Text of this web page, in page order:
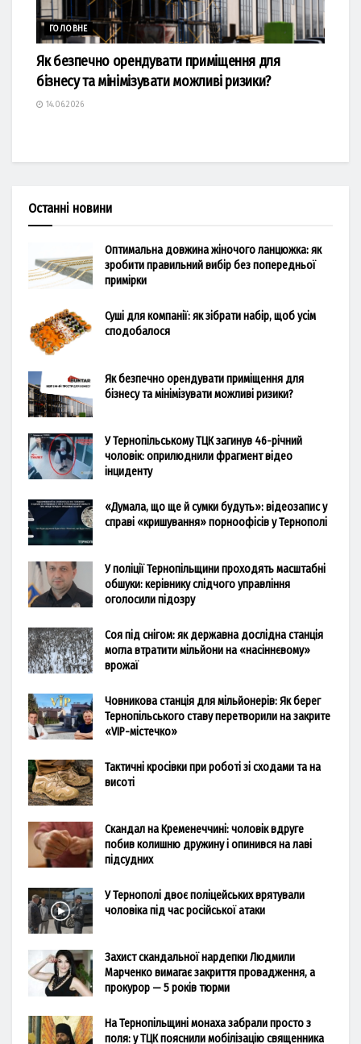
ГОЛОВНЕ
Як безпечно орендувати приміщення для
бізнесу та мінімізувати можливі ризики?
14.06.2026
Останні новини
Оптимальна довжина жіночого ланцюжка: як
зробити правильний вибір без попередньої
примірки
Суші для компанії: як зібрати набір, щоб усім
сподобалося
Як безпечно орендувати приміщення для
бізнесу та мінімізувати можливі ризики?
У Тернопільському ТЦК загинув 46-річний
чоловік: оприлюднили фрагмент відео
інциденту
«Думала, що ще й сумки будуть»: відеозапис у
справі «кришування» порноофісів у Тернополі
У поліції Тернопільщини проходять масштабні
обшуки: керівнику слідчого управління
оголосили підозру
Соя під снігом: як державна дослідна станція
могла втратити мільйони на «насіннєвому»
врожаї
Човникова станція для мільйонерів: Як берег
Тернопільського ставу перетворили на закрите
«VIP-містечко»
Тактичні кросівки при роботі зі сходами та на
висоті
Скандал на Кременеччині: чоловік вдруге
побив колишню дружину і опинився на лаві
підсудних
У Тернополі двоє поліцейських врятували
чоловіка під час російської атаки
Захист скандальної нардепки Людмили
Марченко вимагає закриття провадження, а
прокурор — 5 років тюрми
На Тернопільщині монаха забрали просто з
поля: у ТЦК пояснили мобілізацію священника